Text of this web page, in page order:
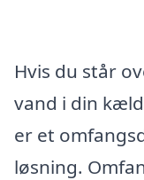
Hvis du står
vand i din
er et
løsning.